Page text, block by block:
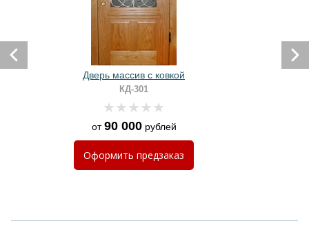
Дверь массив с ковкой
КД-301
от90 000рублей
Оформить предзаказ